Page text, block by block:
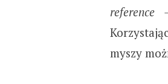
reference
myszy